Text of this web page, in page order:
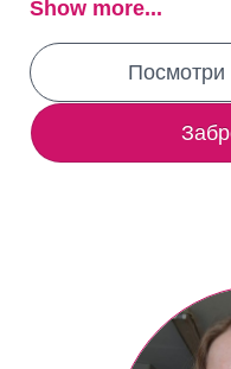
Show more...
Посмотри